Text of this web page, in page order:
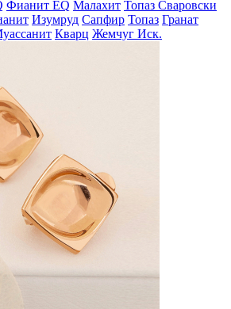
Фианит EQ Малахит Топаз Сваровски
Изумруд Сапфир Топаз Гранат
Кварц Жемчуг Иск.